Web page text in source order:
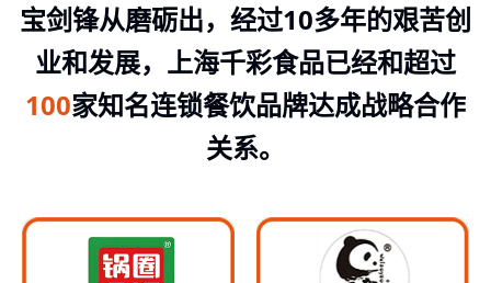
宝剑锋从磨砺出，经过10多年的艰苦创
业和发展，上海千彩食品已经和超过
100家知名连锁餐饮品牌达成战略合作
关系。